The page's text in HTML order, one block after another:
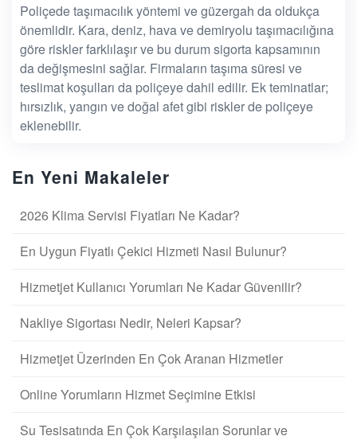
Poliçede taşımacılık yöntemi ve güzergah da oldukça
önemlidir. Kara, deniz, hava ve demiryolu taşımacılığına
göre riskler farklılaşır ve bu durum sigorta kapsamının
da değişmesini sağlar. Firmaların taşıma süresi ve
teslimat koşulları da poliçeye dahil edilir. Ek teminatlar;
hırsızlık, yangın ve doğal afet gibi riskler de poliçeye
eklenebilir.
En Yeni Makaleler
2026 Klima Servisi Fiyatları Ne Kadar?
En Uygun Fiyatlı Çekici Hizmeti Nasıl Bulunur?
Hizmetjet Kullanıcı Yorumları Ne Kadar Güvenilir?
Nakliye Sigortası Nedir, Neleri Kapsar?
Hizmetjet Üzerinden En Çok Aranan Hizmetler
Online Yorumların Hizmet Seçimine Etkisi
Su Tesisatında En Çok Karşılaşılan Sorunlar ve